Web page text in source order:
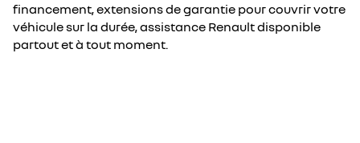
financement, extensions de garantie pour couvrir votre
véhicule sur la durée, assistance Renault disponible
partout et à tout moment.